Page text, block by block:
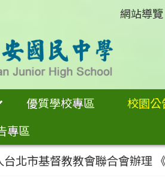
網站導覽
優質學校專區 校園公
專區
台北市基督教教會聯合會辦理